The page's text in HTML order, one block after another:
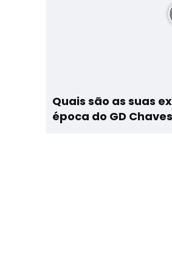
Quais são as suas
época do GD